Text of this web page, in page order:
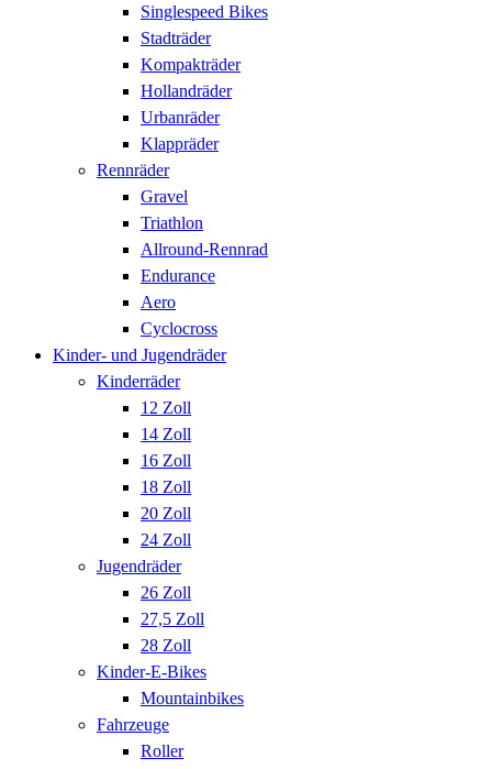
Singlespeed Bikes
Stadträder
Kompakträder
Hollandräder
Urbanräder
Klappräder
Rennräder
Gravel
Triathlon
Allround-Rennrad
Endurance
Aero
Cyclocross
Kinder- und Jugendräder
Kinderräder
12 Zoll
14 Zoll
16 Zoll
18 Zoll
20 Zoll
24 Zoll
Jugendräder
26 Zoll
27,5 Zoll
28 Zoll
Kinder-E-Bikes
Mountainbikes
Fahrzeuge
Roller